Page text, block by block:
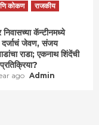
कोकण
राजकीय
कॅन्टीनमध्ये
दर्जाचं जेवण, संजय
राडा; एकनाथ शिंदेंची
ago Admin